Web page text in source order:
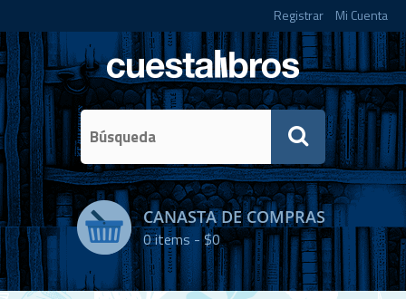
Registrar Mi Cuenta
CANASTA DE COMPRAS
0items -$0